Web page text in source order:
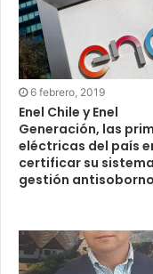
6 febrero, 2019
Enel Chile y Enel
Generación, las
eléctricas del país
certificar su
gestión antisoborno